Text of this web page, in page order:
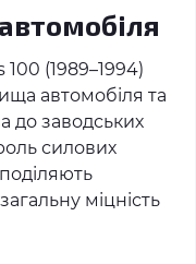
(1989–1994)
автомобіля та
до заводських
силових
міцність